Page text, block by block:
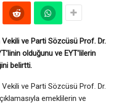
ve Parti Sözcüsü Prof. Dr.
olduğunu ve EYT’lilerin
belirtti.
ve Parti Sözcüsü Prof. Dr.
emeklilerin ve